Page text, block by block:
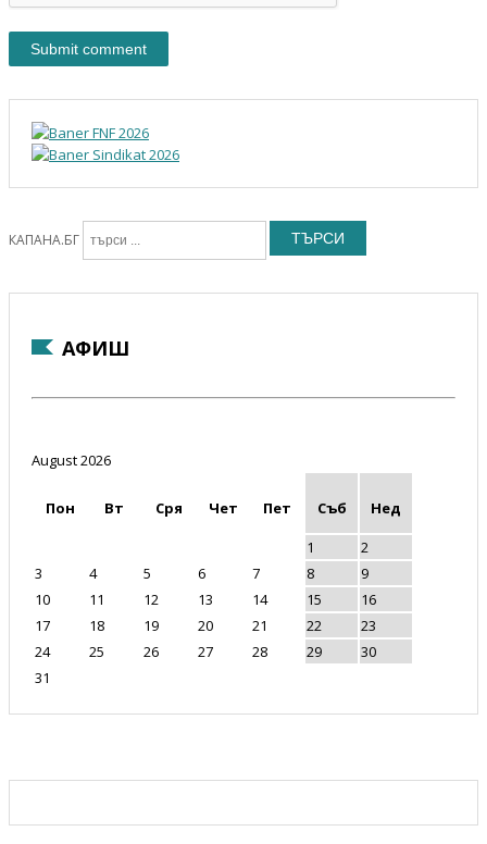
КАПАНА.БГ ТЪРСИ
АФИШ
August 2026
Пон Вт Сря Чет Пет Съб
Нед
1
2
3
4 5 6 7 8
9
10
11 12 13 14 15
16
17
18 19 20 21 22
23
24
25 26 27 28 29
30
31